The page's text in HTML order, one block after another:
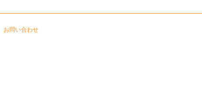
お問い合わせ